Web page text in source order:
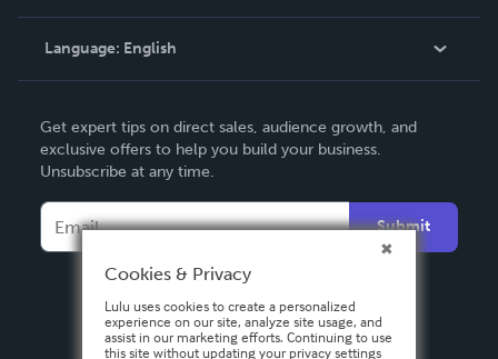
Knowledge Base
Contact Support
Language: English
Deutsch
Français
Español
Get expert tips on direct sales, audience growth, and
exclusive offers to help you build your business.
Unsubscribe at any time.
Submit
Cookies & Privacy
Lulu uses cookies to create a personalized
experience on our site, analyze site usage, and
assist in our marketing efforts. Continuing to use
this site without updating your privacy settings